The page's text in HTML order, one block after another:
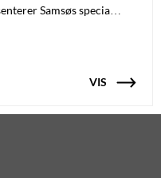
Samsøs specia…
VIS